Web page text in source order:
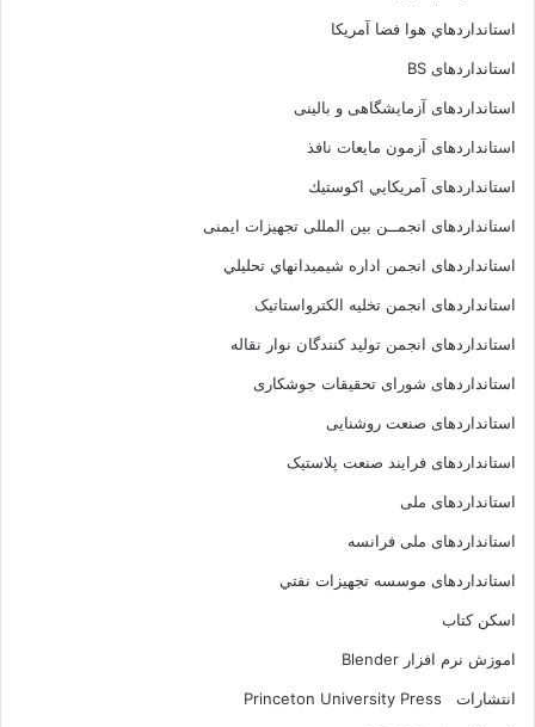
استانداردهاي هوا فضا آمريکا
استانداردهای BS
استانداردهای آزمایشگاهی و بالینی
استانداردهای آزمون مایعات نافذ
استانداردهای آمريكايي اكوستيك
استانداردهای انجمــن بين المللى تجهيزات ايمنى
استانداردهای انجمن اداره شيميدانهاي تحليلي
استانداردهای انجمن تخليه الکترواستاتيک
استانداردهای انجمن توليد کنندگان نوار نقاله
استانداردهای شورای تحقیقات جوشکاری
استانداردهای صنعت روشنایی
استانداردهای فرايند صنعت پلاستيک
استانداردهای ملی
استانداردهای ملی فرانسه
استانداردهای موسسه تجهيزات نفتي
اسکن کتاب
اموزش نرم افزار Blender
انتشارات Princeton University Press